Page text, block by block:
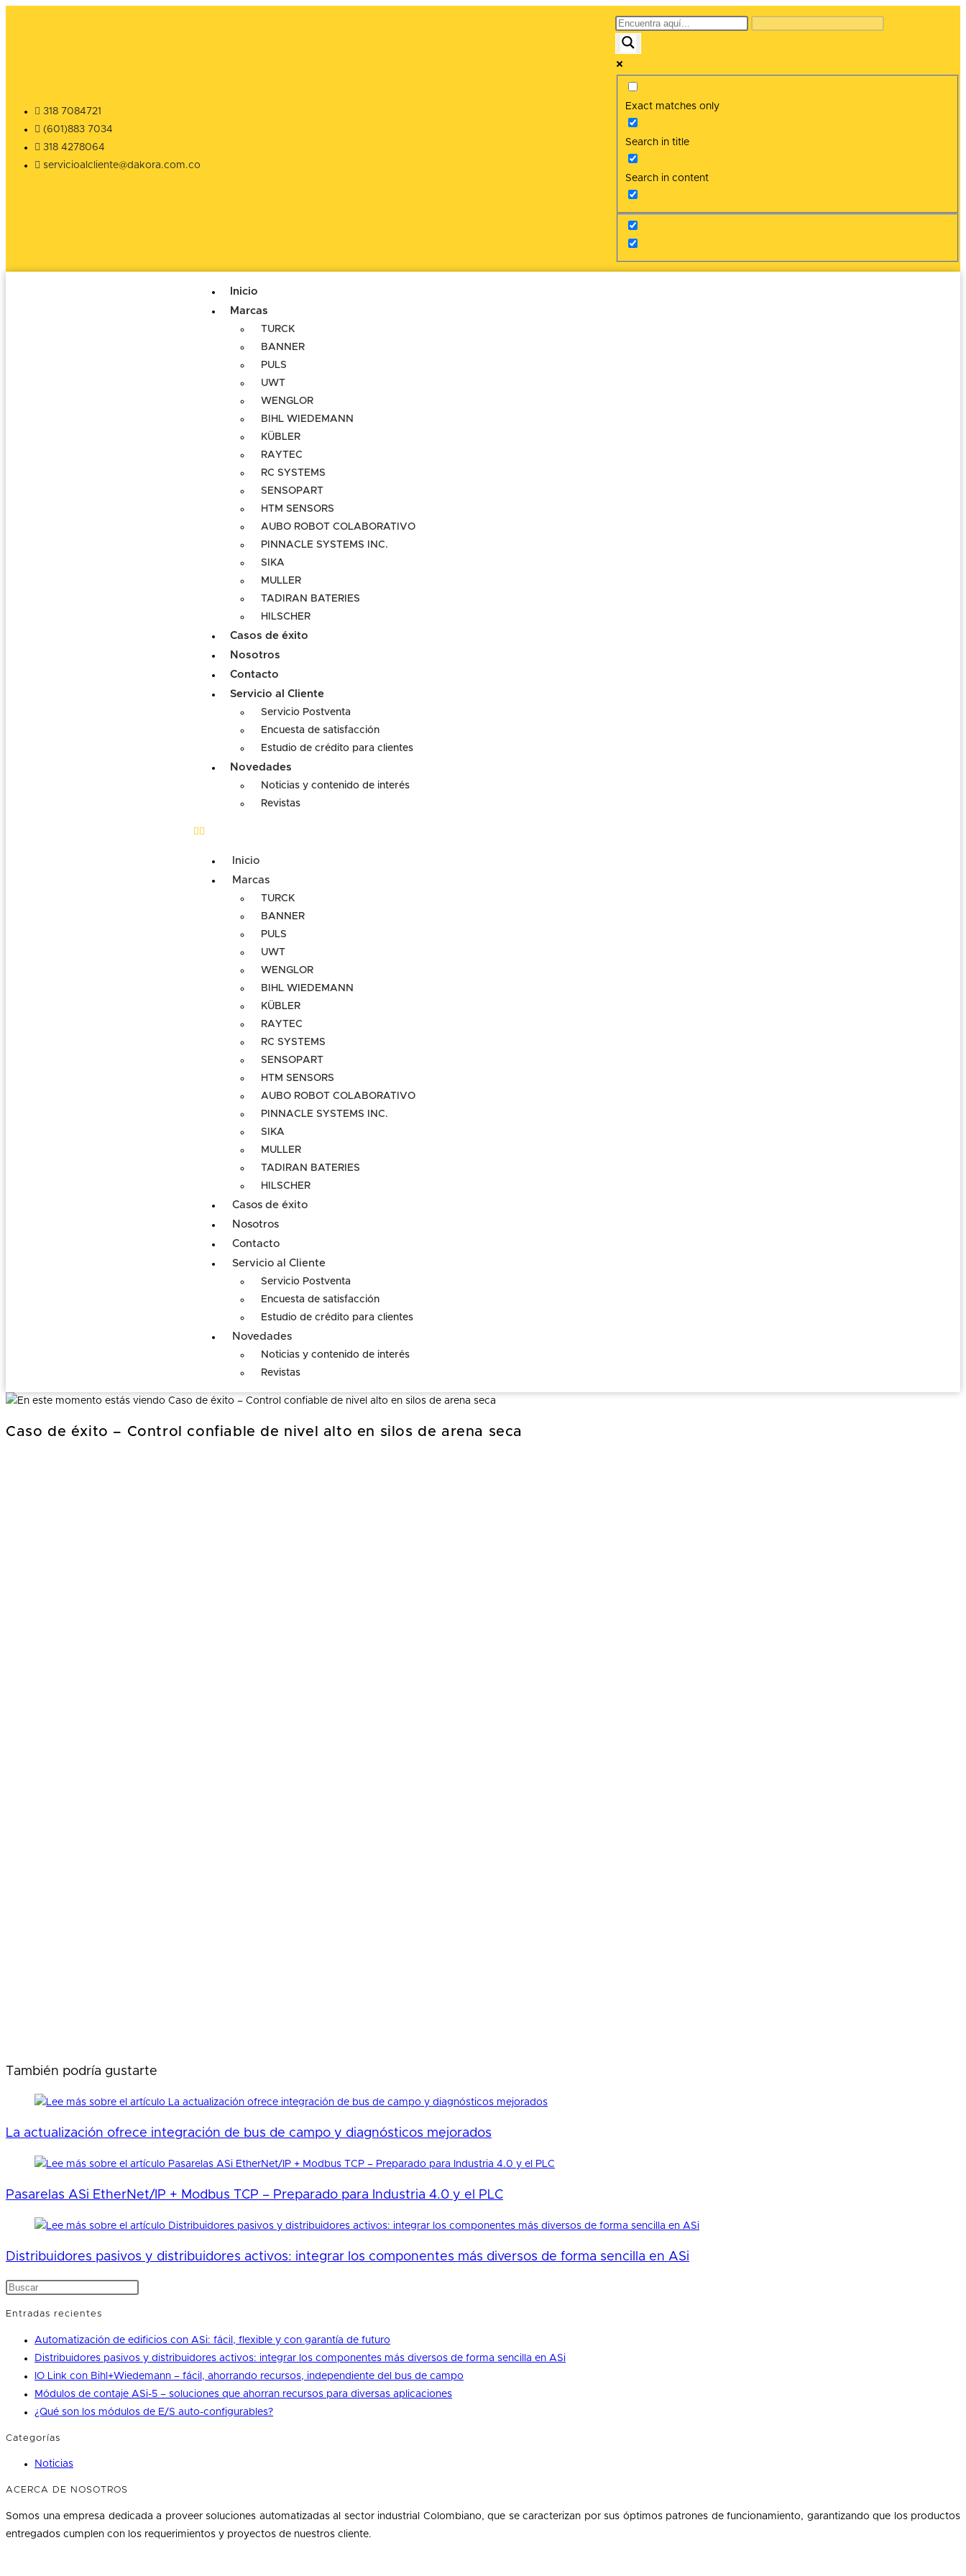
318 7084721
(601)883 7034
318 4278064
servicioalcliente@dakora.com.co
Exact matches only
Search in title
Search in content
Inicio
Marcas
TURCK
BANNER
PULS
UWT
WENGLOR
BIHL WIEDEMANN
KÜBLER
RAYTEC
RC SYSTEMS
SENSOPART
HTM SENSORS
AUBO ROBOT COLABORATIVO
PINNACLE SYSTEMS INC.
SIKA
MULLER
TADIRAN BATERIES
HILSCHER
Casos de éxito
Nosotros
Contacto
Servicio al Cliente
Servicio Postventa
Encuesta de satisfacción
Estudio de crédito para clientes
Novedades
Noticias y contenido de interés
Revistas
Inicio
Marcas
TURCK
BANNER
PULS
UWT
WENGLOR
BIHL WIEDEMANN
KÜBLER
RAYTEC
RC SYSTEMS
SENSOPART
HTM SENSORS
AUBO ROBOT COLABORATIVO
PINNACLE SYSTEMS INC.
SIKA
MULLER
TADIRAN BATERIES
HILSCHER
Casos de éxito
Nosotros
Contacto
Servicio al Cliente
Servicio Postventa
Encuesta de satisfacción
Estudio de crédito para clientes
Novedades
Noticias y contenido de interés
Revistas
Caso de éxito – Control confiable de nivel alto en silos de arena seca
También podría gustarte
La actualización ofrece integración de bus de campo y diagnósticos mejorados
Pasarelas ASi EtherNet/IP + Modbus TCP – Preparado para Industria 4.0 y el PLC
Distribuidores pasivos y distribuidores activos: integrar los componentes más diversos de forma sencilla en ASi
Entradas recientes
Automatización de edificios con ASi: fácil, flexible y con garantía de futuro
Distribuidores pasivos y distribuidores activos: integrar los componentes más diversos de forma sencilla en ASi
IO Link con Bihl+Wiedemann – fácil, ahorrando recursos, independiente del bus de campo
Módulos de contaje ASi-5 – soluciones que ahorran recursos para diversas aplicaciones
¿Qué son los módulos de E/S auto-configurables?
Categorías
Noticias
ACERCA DE NOSOTROS
Somos una empresa dedicada a proveer soluciones automatizadas al sector industrial Colombiano, que se caracterizan por sus óptimos patrones de funcionamiento, garantizando que los productos
entregados cumplen con los requerimientos y proyectos de nuestros cliente.